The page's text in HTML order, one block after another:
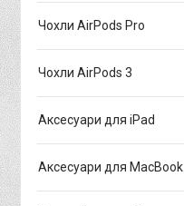
Чохли AirPods Pro
Чохли AirPods 3
Аксесуари для iPad
Аксесуари для MacBook